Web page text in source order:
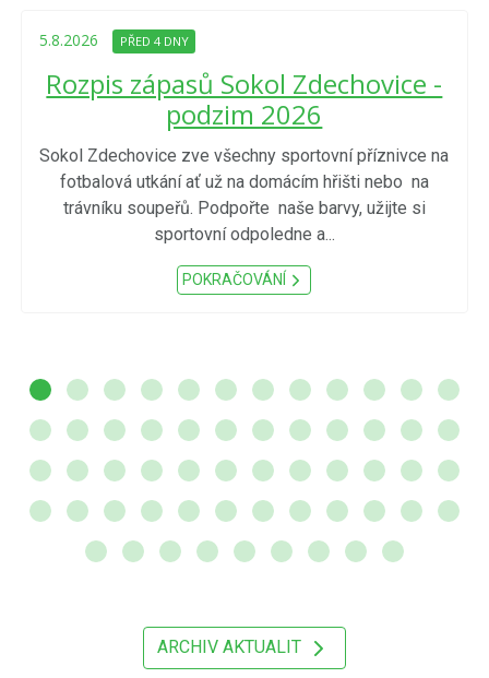
5.8.2026 PŘED 4 DNY
Rozpis zápasů Sokol Zdechovice -
podzim 2026
Sokol Zdechovice zve všechny sportovní příznivce na
fotbalová utkání ať už na domácím hřišti nebo na
trávníku soupeřů. Podpořte naše barvy, užijte si
sportovní odpoledne a...
POKRAČOVÁNÍ
ARCHIV AKTUALIT